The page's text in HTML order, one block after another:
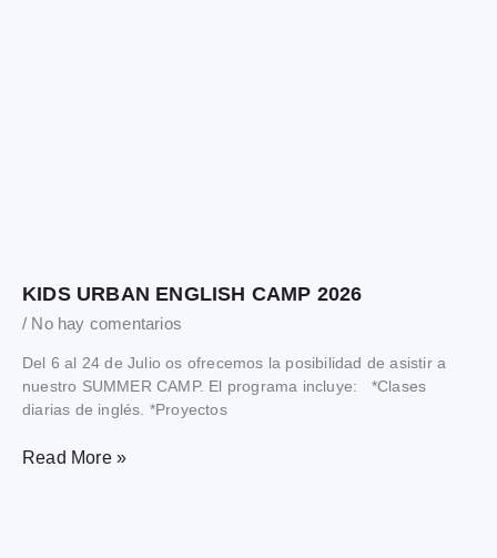
KIDS URBAN ENGLISH CAMP 2026
No hay comentarios
Del 6 al 24 de Julio os ofrecemos la posibilidad de asistir a
nuestro SUMMER CAMP. El programa incluye: *Clases
diarias de inglés. *Proyectos
Read More »